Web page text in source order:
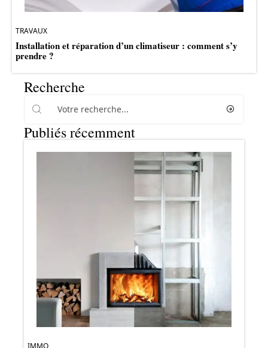
TRAVAUX
Installation et réparation d’un climatiseur : comment s’y
prendre ?
Recherche
Publiés récemment